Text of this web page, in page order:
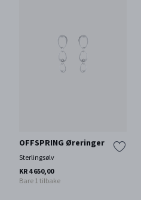
OFFSPRING Øreringer
Sterlingsølv
KR 4 650,00
Bare 1 tilbake